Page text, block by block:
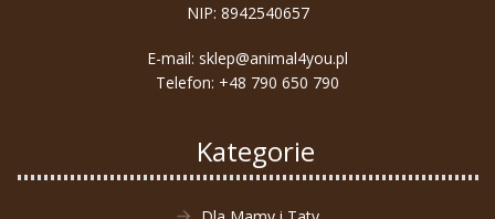
NIP: 8942540657
E-mail: sklep@animal4you.pl
Telefon: +48 790 650 790
Kategorie